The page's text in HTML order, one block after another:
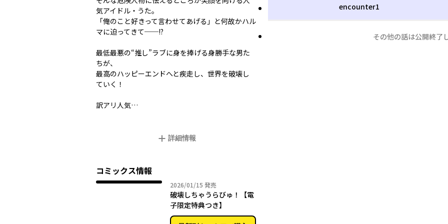
気アイドル・うた。
「俺のこと好きって言わせてあげる」と何故かハル
マに迫ってきて──!?
最低最悪の“推し”ラブに身を捧げる身勝手な男た
ちが、
最高のハッピーエンドへと疾走し、世界を破壊し
ていく！
訳アリ人気…
詳細情報
コミックス情報
2026/01/15 2026年01月15日
発売
破壊しちゃうらびゅ！【電
子限定特典つき】
encounter1
その他の話は公開終了